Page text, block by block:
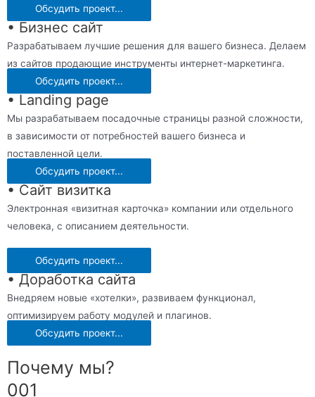
Обсудить проект...
• Бизнес сайт
Разрабатываем лучшие решения для вашего бизнеса. Делаем
из сайтов продающие инструменты интернет-маркетинга.
Обсудить проект...
• Landing page
Мы разрабатываем посадочные страницы разной сложности,
в зависимости от потребностей вашего бизнеса и
поставленной цели.
Обсудить проект...
• Сайт визитка
Электронная «визитная карточка» компании или отдельного
человека, с описанием деятельности.
Обсудить проект...
• Доработка сайта
Внедряем новые «хотелки», развиваем функционал,
оптимизируем работу модулей и плагинов.
Обсудить проект...
Почему мы?
001